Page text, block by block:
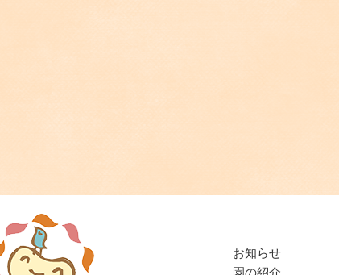
お知らせ
園の紹介